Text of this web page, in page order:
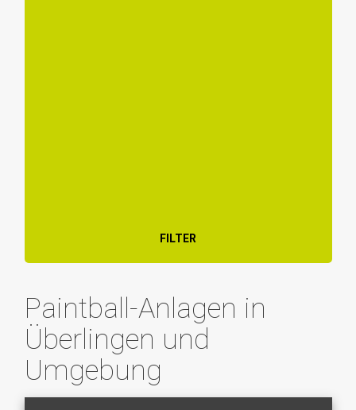
FILTER
Paintball-Anlagen in
Überlingen und
Umgebung